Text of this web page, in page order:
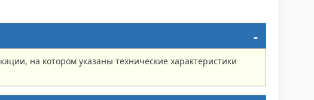
на котором указаны технические характеристики